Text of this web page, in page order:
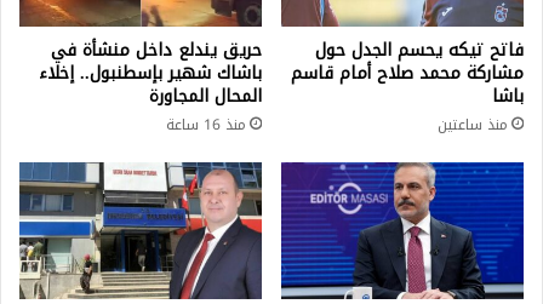
فاتح تيكه يحسم الجدل حول
مشاركة محمد صلاح أمام قاسم
باشا
منذ ساعتين
حريق يندلع داخل منشأة في
باشاك شهير بإسطنبول.. إخلاء
المحال المجاورة
منذ 16 ساعة